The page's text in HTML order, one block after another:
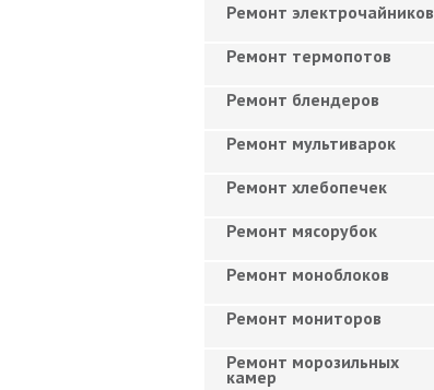
Ремонт электрочайников
Ремонт термопотов
Ремонт блендеров
Ремонт мультиварок
Ремонт хлебопечек
Ремонт мясорубок
Ремонт моноблоков
Ремонт мониторов
Ремонт морозильных
камер